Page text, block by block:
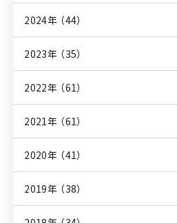
2024年 （44）
2023年 （35）
2022年 （61）
2021年 （61）
2020年 （41）
2019年 （38）